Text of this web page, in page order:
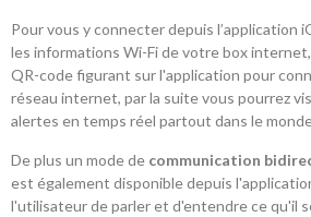
Pour vous y connecter depuis l’application
les informations Wi-Fi de votre box
QR-code figurant sur l'application pour
réseau internet, par la suite vous pourrez
alertes en temps réel partout dans le
De plus un mode de communication
est également disponible depuis
l'utilisateur de parler et d'entendre ce qu'il